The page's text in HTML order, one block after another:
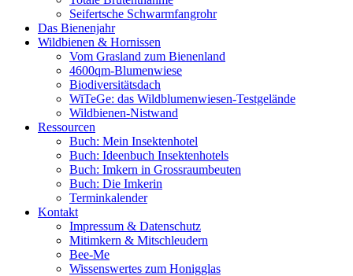
Seifertsche Schwarmfangrohr
Das Bienenjahr
Wildbienen & Hornissen
Vom Grasland zum Bienenland
4600qm-Blumenwiese
Biodiversitätsdach
WiTeGe: das Wildblumenwiesen-Testgelände
Wildbienen-Nistwand
Ressourcen
Buch: Mein Insektenhotel
Buch: Ideenbuch Insektenhotels
Buch: Imkern in Grossraumbeuten
Buch: Die Imkerin
Terminkalender
Kontakt
Impressum & Datenschutz
Mitimkern & Mitschleudern
Bee-Me
Wissenswertes zum Honigglas